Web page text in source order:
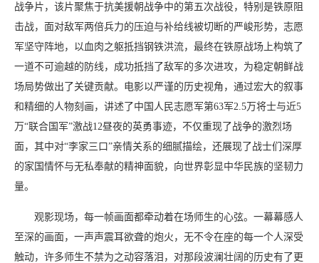
战争片，该片聚焦于抗美援朝战争中的第五次战役，特别是铁原阻
击战，面对敌军两倍兵力的压迫与补给线被切断的严峻形势，志愿
军坚守阵地，以血肉之躯抵挡钢铁洪流，最终在铁原战场上构筑了
一道不可逾越的防线，成功抵挡了敌军的多次进攻，为稳定朝鲜战
场局势做出了关键贡献。电影以严谨的历史视角，通过宏大的叙事
和精细的人物刻画，讲述了中国人民志愿军第63军2.5万将士与近5
万“联合国军”激战12昼夜的英勇事迹，不仅重现了战争的激烈场
面，其中对“李家三口”亲情关系的细腻描绘，还展现了战士们深厚
的家国情怀与无私奉献的精神面貌，向世界彰显中华民族的坚韧力
量。
观影现场，每一帧画面都牵动着在场师生的心弦。一幕幕感人
至深的画面，一声声震耳欲聋的炮火，无不令在座的每一个人深受
触动，许多师生不禁为之动容落泪，对那段波澜壮阔的历史有了更